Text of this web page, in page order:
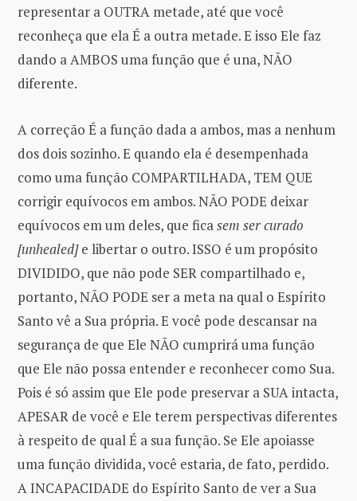
representar a OUTRA metade, até que você
reconheça que ela É a outra metade. E isso Ele faz
dando a AMBOS uma função que é una, NÃO
diferente.
A correção É a função dada a ambos, mas a nenhum
dos dois sozinho. E quando ela é desempenhada
como uma função COMPARTILHADA, TEM QUE
corrigir equívocos em ambos. NÃO PODE deixar
equívocos em um deles, que ficasem ser curado
[unhealed]e libertar o outro. ISSO é um propósito
DIVIDIDO, que não pode SER compartilhado e,
portanto, NÃO PODE ser a meta na qual o Espírito
Santo vê a Sua própria. E você pode descansar na
segurança de que Ele NÃO cumprirá uma função
que Ele não possa entender e reconhecer como Sua.
Pois é só assim que Ele pode preservar a SUA intacta,
APESAR de você e Ele terem perspectivas diferentes
à respeito de qual É a sua função. Se Ele apoiasse
uma função dividida, você estaria, de fato, perdido.
A INCAPACIDADE do Espírito Santo de ver a Sua